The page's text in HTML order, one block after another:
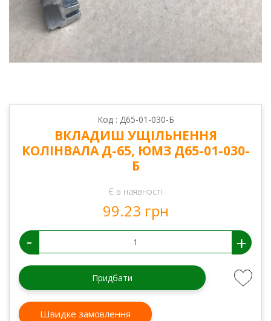
Код : Д65-01-030-Б
ВКЛАДИШ УЩІЛЬНЕННЯ
КОЛІНВАЛА Д-65, ЮМЗ Д65-01-030-
Б
Є в наявності
99.23 грн
- +
Придбати
Швидке замовлення